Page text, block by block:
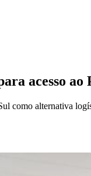
acesso ao
como alternativa